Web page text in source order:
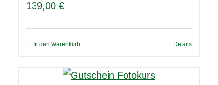
139,00 €
In den Warenkorb Details